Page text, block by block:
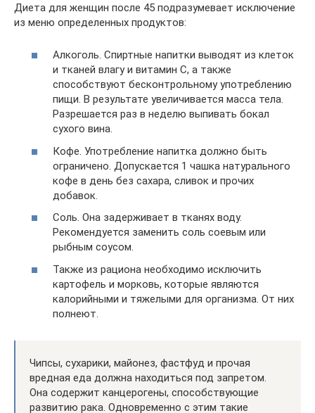
Диета для женщин после 45 подразумевает исключение
из меню определенных продуктов:
Алкоголь. Спиртные напитки выводят из клеток
и тканей влагу и витамин C, а также
способствуют бесконтрольному употреблению
пищи. В результате увеличивается масса тела.
Разрешается раз в неделю выпивать бокал
сухого вина.
Кофе. Употребление напитка должно быть
ограничено. Допускается 1 чашка натурального
кофе в день без сахара, сливок и прочих
добавок.
Соль. Она задерживает в тканях воду.
Рекомендуется заменить соль соевым или
рыбным соусом.
Также из рациона необходимо исключить
картофель и морковь, которые являются
калорийными и тяжелыми для организма. От них
полнеют.
Чипсы, сухарики, майонез, фастфуд и прочая
вредная еда должна находиться под запретом.
Она содержит канцерогены, способствующие
развитию рака. Одновременно с этим такие